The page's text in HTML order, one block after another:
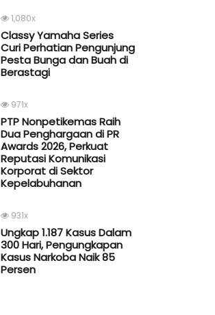
1,080x
Classy Yamaha Series
Curi Perhatian Pengunjung
Pesta Bunga dan Buah di
Berastagi
971x
PTP Nonpetikemas Raih
Dua Penghargaan di PR
Awards 2026, Perkuat
Reputasi Komunikasi
Korporat di Sektor
Kepelabuhanan
931x
Ungkap 1.187 Kasus Dalam
300 Hari, Pengungkapan
Kasus Narkoba Naik 85
Persen